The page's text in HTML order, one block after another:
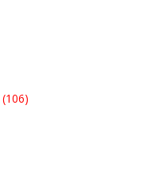
(106)